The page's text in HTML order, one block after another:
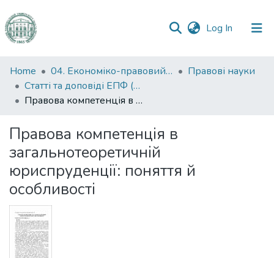
Log In (current)
Communities
&
Collections
Statistics
Home 04. Економіко-правовий факультет
Правові науки
Статті та доповіді ЕПФ (Правові науки)
Правова компетенція в загальнотеоретичній юриспруденції: поняття й особливості
Правова компетенція в
загальнотеоретичній
юриспруденції: поняття й
особливості